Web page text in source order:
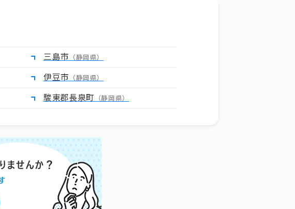
三島市 （静岡県）
伊豆市 （静岡県）
駿東郡長泉町 （静岡県）